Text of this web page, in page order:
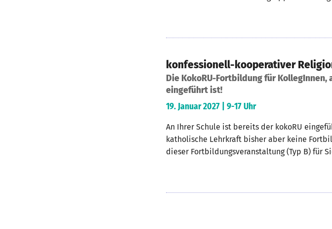
konfessionell-kooperativer
Die KokoRU-Fortbildung für KollegInnen,
eingeführt ist!
19. Januar 2027 | 9-17 Uhr
An Ihrer Schule ist bereits der kokoRU
katholische Lehrkraft bisher aber keine
dieser Fortbildungsveranstaltung (Typ B) für